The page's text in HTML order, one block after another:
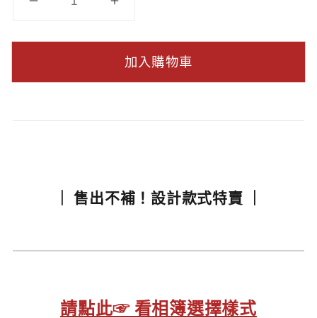
加入購物車
｜ 售出不補！設計款式特賣 ｜
請點此☞ 看相簿選擇樣式